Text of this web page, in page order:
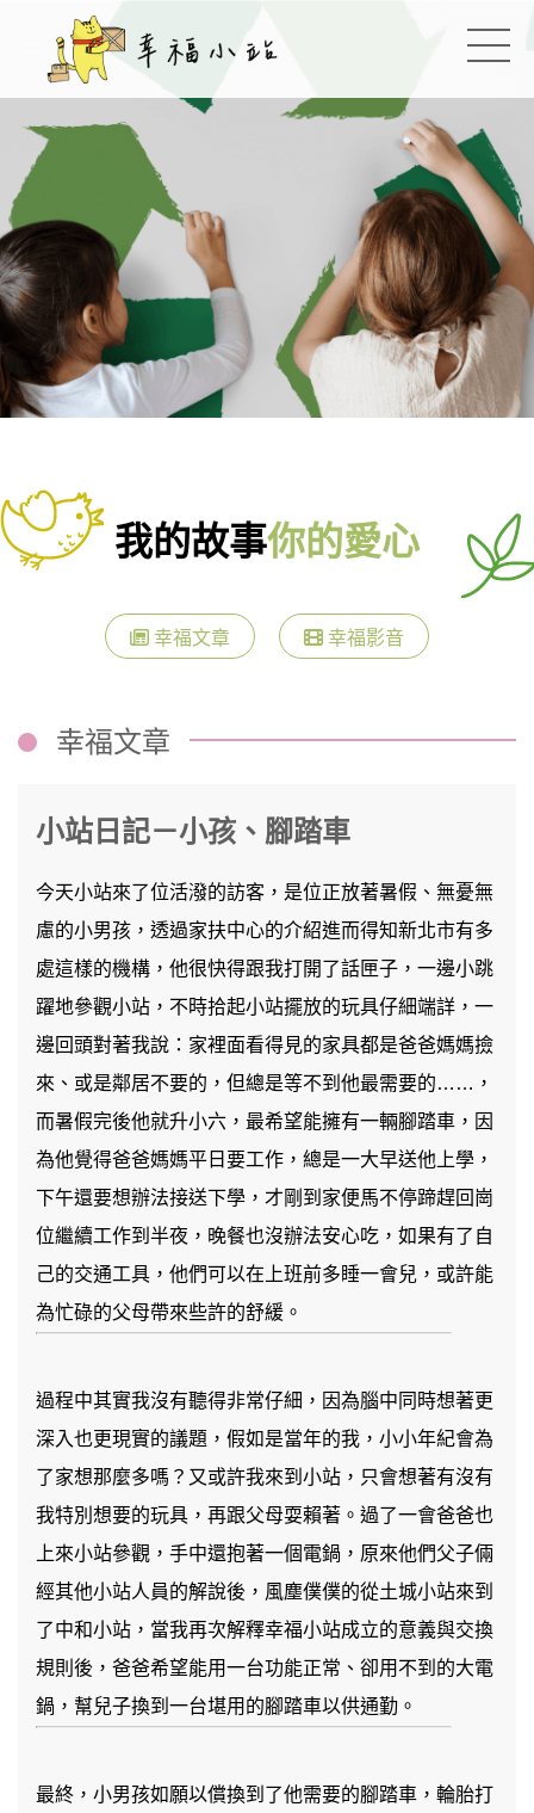
切換
:::
我的故事你的愛心
幸福文章 幸福影音
幸福文章
小站日記－小孩、腳踏車
今天小站來了位活潑的訪客，是位正放著暑假、無憂無
慮的小男孩，透過家扶中心的介紹進而得知新北市有多
處這樣的機構，他很快得跟我打開了話匣子，一邊小跳
躍地參觀小站，不時拾起小站擺放的玩具仔細端詳，一
邊回頭對著我說：家裡面看得見的家具都是爸爸媽媽撿
來、或是鄰居不要的，但總是等不到他最需要的……，
而暑假完後他就升小六，最希望能擁有一輛腳踏車，因
為他覺得爸爸媽媽平日要工作，總是一大早送他上學，
下午還要想辦法接送下學，才剛到家便馬不停蹄趕回崗
位繼續工作到半夜，晚餐也沒辦法安心吃，如果有了自
己的交通工具，他們可以在上班前多睡一會兒，或許能
為忙碌的父母帶來些許的舒緩。
過程中其實我沒有聽得非常仔細，因為腦中同時想著更
深入也更現實的議題，假如是當年的我，小小年紀會為
了家想那麼多嗎？又或許我來到小站，只會想著有沒有
我特別想要的玩具，再跟父母耍賴著。過了一會爸爸也
上來小站參觀，手中還抱著一個電鍋，原來他們父子倆
經其他小站人員的解說後，風塵僕僕的從土城小站來到
了中和小站，當我再次解釋幸福小站成立的意義與交換
規則後，爸爸希望能用一台功能正常、卻用不到的大電
鍋，幫兒子換到一台堪用的腳踏車以供通勤。
最終，小男孩如願以償換到了他需要的腳踏車，輪胎打